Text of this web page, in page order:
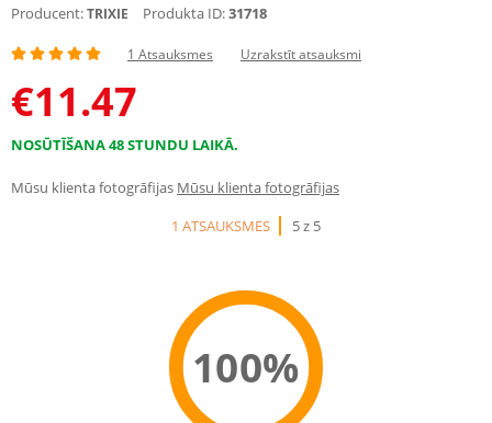
Producent:TRIXIE Produkta ID:31718
1 Atsauksmes Uzrakstīt atsauksmi
€11.47
NOSŪTĪŠANA 48 STUNDU LAIKĀ.
Mūsu klienta fotogrāfijas Mūsu klienta fotogrāfijas
1 ATSAUKSMES
5 z 5
100%